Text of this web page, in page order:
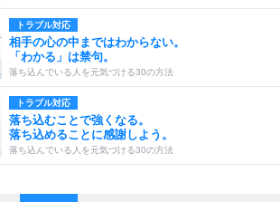
トラブル対応
相手の心の中まではわからない。
「わかる」は禁句。
落ち込んでいる人を元気づける30の方法
トラブル対応
落ち込むことで強くなる。
落ち込めることに感謝しよう。
落ち込んでいる人を元気づける30の方法